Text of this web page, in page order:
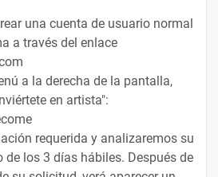
una cuenta de usuario normal
a través del enlace
a la derecha de la pantalla,
en artista":
requerida y analizaremos su
de los 3 días hábiles. Después de